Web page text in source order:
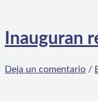
Inauguran
Deja un comentario /